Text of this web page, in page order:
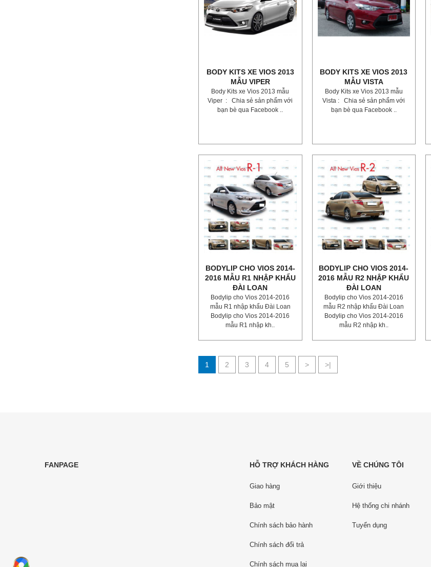
BODY KITS XE VIOS 2013
MẪU VIPER
Body Kits xe Vios 2013 mẫu
Viper : Chia sẻ sản phẩm với
bạn bè qua Facebook ..
BODY KITS XE VIOS 2013
MẪU VISTA
Body Kits xe Vios 2013 mẫu
Vista : Chia sẻ sản phẩm với
bạn bè qua Facebook ..
BODYLIP CHO VIOS 2014-
2016 MẪU R1 NHẬP KHẨU
ĐÀI LOAN
Bodylip cho Vios 2014-2016
mẫu R1 nhập khẩu Đài Loan
Bodylip cho Vios 2014-2016
mẫu R1 nhập kh..
BODYLIP CHO VIOS 2014-
2016 MẪU R2 NHẬP KHẨU
ĐÀI LOAN
Bodylip cho Vios 2014-2016
mẫu R2 nhập khẩu Đài Loan
Bodylip cho Vios 2014-2016
mẫu R2 nhập kh..
1 2 3 4 5 > >|
FANPAGE HỖ TRỢ KHÁCH HÀNG
Giao hàng
Bảo mật
Chính sách bảo hành
Chính sách đổi trả
Chính sách mua lại
VỀ CHÚNG TÔI
Giới thiệu
Hệ thống chi nhánh
Tuyển dụng